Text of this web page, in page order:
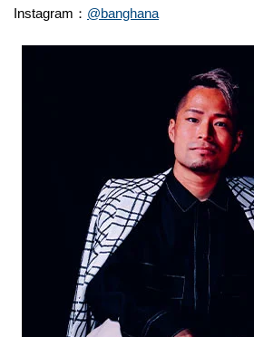
Instagram： @banghana